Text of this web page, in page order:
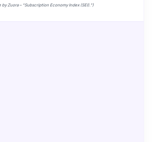
Zuora – “Subscription Economy Index (SEI).”)